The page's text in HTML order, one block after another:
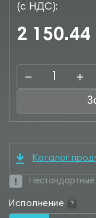
(с НДС):
2 150.44
Каталог
Исполнение ?